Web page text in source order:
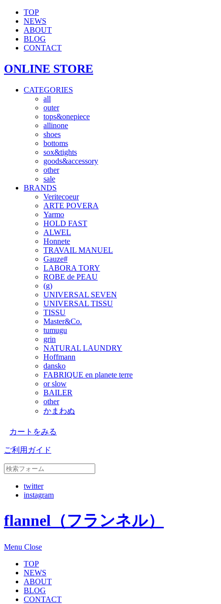
TOP
NEWS
ABOUT
BLOG
CONTACT
ONLINE STORE
CATEGORIES
all
outer
tops&onepiece
allinone
shoes
bottoms
sox&tights
goods&accessory
other
sale
BRANDS
Veritecoeur
ARTE POVERA
Yarmo
HOLD FAST
ALWEL
Honnete
TRAVAIL MANUEL
Gauze#
LABORA TORY
ROBE de PEAU
(g)
UNIVERSAL SEVEN
UNIVERSAL TISSU
TISSU
Master&Co.
tumugu
grin
NATURAL LAUNDRY
Hoffmann
dansko
FABRIQUE en planete terre
or slow
BAILER
other
かまわぬ
カートをみる
ご利用ガイド
twitter
instagram
flannel（フランネル）
Menu Close
TOP
NEWS
ABOUT
BLOG
CONTACT